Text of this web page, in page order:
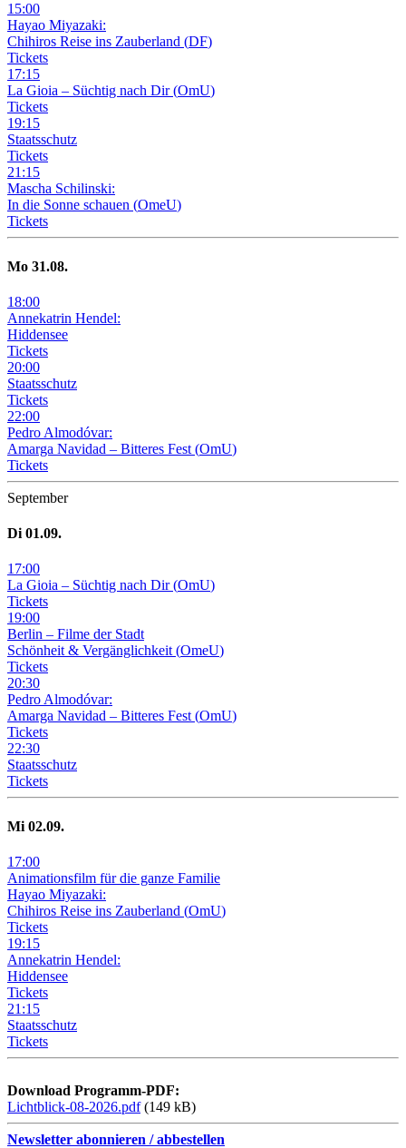
15:00
Hayao Miyazaki:
Chihiros Reise ins Zauberland (DF)
Tickets
17:15
La Gioia – Süchtig nach Dir (OmU)
Tickets
19:15
Staatsschutz
Tickets
21 :15
Mascha Schilinski:
In die Sonne schauen (OmeU)
Tickets
Mo 31.08.
18:00
Annekatrin Hendel:
Hiddensee
Tickets
20:00
Staatsschutz
Tickets
22:00
Pedro Almodóvar:
Amarga Navidad – Bitteres Fest (OmU)
Tickets
September
Di 01.09.
17:00
La Gioia – Süchtig nach Dir (OmU)
Tickets
19:00
Berlin – Filme der Stadt
Schönheit & Vergänglichkeit(OmeU)
Tickets
20:30
Pedro Almodóvar:
Amarga Navidad – Bitteres Fest(OmU)
Tickets
22:30
Staatsschutz
Tickets
Mi 02.09.
17:00
Animationsfilm für die ganze Familie
Hayao Miyazaki:
Chihiros Reise ins Zauberland (OmU)
Tickets
19:15
Annekatrin Hendel:
Hiddensee
Tickets
21 :15
Staatsschutz
Tickets
Download Programm-PDF:
Lichtblick-08-2026.pdf (149 kB)
Newsletter abonnieren / abbestellen